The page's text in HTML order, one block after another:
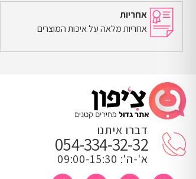
אחריות
אחריות מלאה על איכות המוצרים
דברו איתנו
054-334-32-32
א'-ה': 09:00-15:30